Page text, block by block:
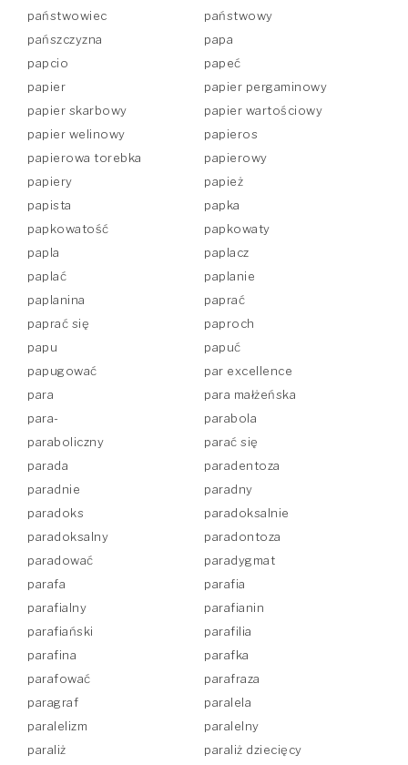
państwowiec
państwowy
pańszczyzna
papa
papcio
papeć
papier
papier pergaminowy
papier skarbowy
papier wartościowy
papier welinowy
papieros
papierowa torebka
papierowy
papiery
papież
papista
papka
papkowatość
papkowaty
papla
paplacz
paplać
paplanie
paplanina
paprać
paprać się
paproch
papu
papuć
papugować
par excellence
para
para małżeńska
para-
parabola
paraboliczny
parać się
parada
paradentoza
paradnie
paradny
paradoks
paradoksalnie
paradoksalny
paradontoza
paradować
paradygmat
parafa
parafia
parafialny
parafianin
parafiański
parafilia
parafina
parafka
parafować
parafraza
paragraf
paralela
paralelizm
paralelny
paraliż
paraliż dziecięcy